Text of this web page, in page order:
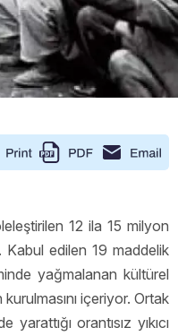
12 ila 15 milyon
Kabul edilen 19 maddelik
yağmalanan kültürel
içeriyor. Ortak
orantısız yıkıcı